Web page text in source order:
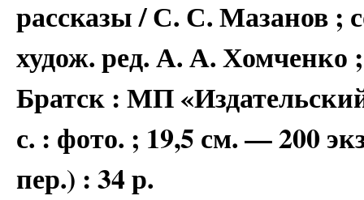
рассказы / С. С. Мазанов ;
худож. ред. А. А.
Братск : МП
с. : фото. ; 19,5 см. — 200
пер.) : 34 р.